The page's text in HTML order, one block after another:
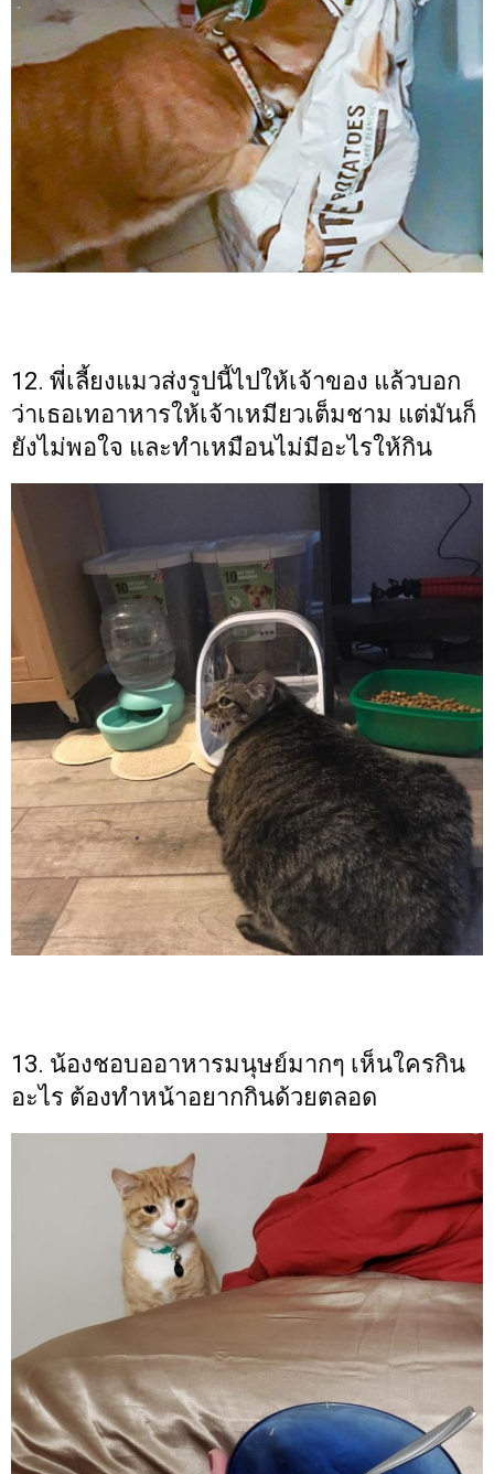
12. พี่เลี้ยงแมวส่งรูปนี้ไปให้เจ้าของ แล้วบอก
ว่าเธอเทอาหารให้เจ้าเหมียวเต็มชาม แต่มันก็
ยังไม่พอใจ และทำเหมือนไม่มีอะไรให้กิน
13. น้องชอบออาหารมนุษย์มากๆ เห็นใครกิน
อะไร ต้องทำหน้าอยากกินด้วยตลอด